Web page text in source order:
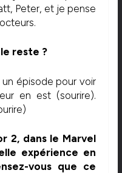
Peter, et je pense
reste ?
épisode pour voir
en est (sourire).
2, dans le Marvel
expérience en
vous que ce